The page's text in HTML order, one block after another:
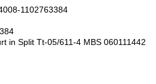
1102763384
in Split Tt-05/611-4 MBS 060111442